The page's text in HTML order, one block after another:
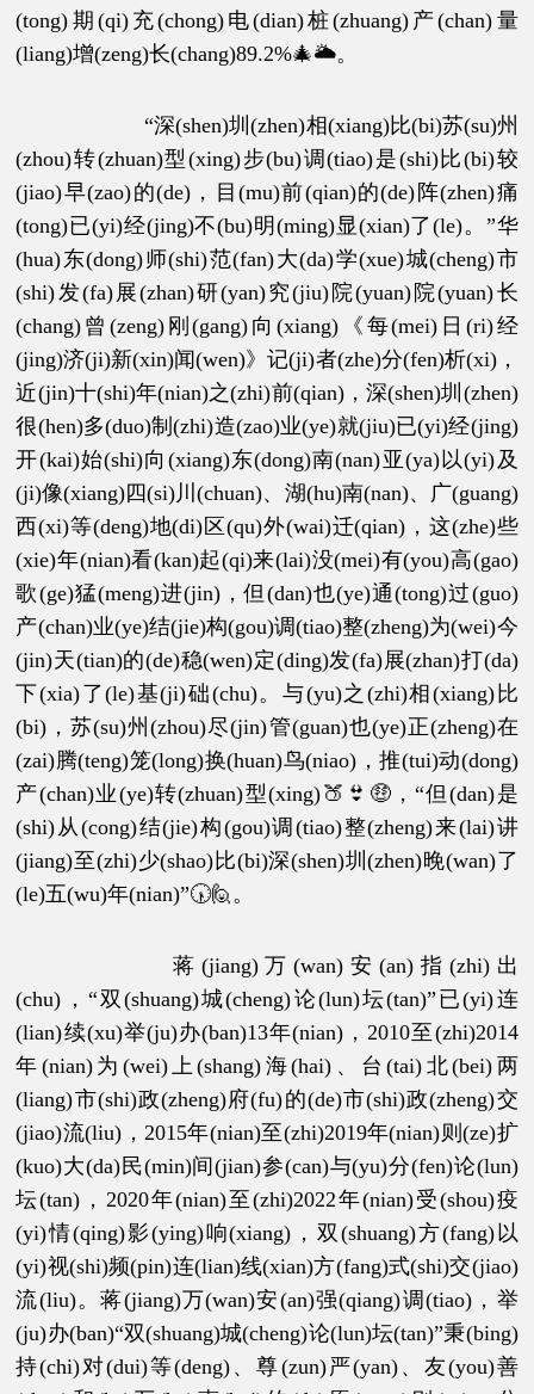
(tong)期(qi)充(chong)电(dian)桩(zhuang)产(chan)量
(liang)增(zeng)长(chang)89.2%🎄🌥。
“深(shen)圳(zhen)相(xiang)比(bi)苏(su)州
(zhou)转(zhuan)型(xing)步(bu)调(tiao)是(shi)比(bi)较
(jiao)早(zao)的(de)，目(mu)前(qian)的(de)阵(zhen)痛
(tong)已(yi)经(jing)不(bu)明(ming)显(xian)了(le)。”华
(hua)东(dong)师(shi)范(fan)大(da)学(xue)城(cheng)市
(shi)发(fa)展(zhan)研(yan)究(jiu)院(yuan)院(yuan)长
(chang)曾(zeng)刚(gang)向(xiang)《每(mei)日(ri)经
(jing)济(ji)新(xin)闻(wen)》记(ji)者(zhe)分(fen)析(xi)，
近(jin)十(shi)年(nian)之(zhi)前(qian)，深(shen)圳(zhen)
很(hen)多(duo)制(zhi)造(zao)业(ye)就(jiu)已(yi)经(jing)
开(kai)始(shi)向(xiang)东(dong)南(nan)亚(ya)以(yi)及
(ji)像(xiang)四(si)川(chuan)、湖(hu)南(nan)、广(guang)
西(xi)等(deng)地(di)区(qu)外(wai)迁(qian)，这(zhe)些
(xie)年(nian)看(kan)起(qi)来(lai)没(mei)有(you)高(gao)
歌(ge)猛(meng)进(jin)，但(dan)也(ye)通(tong)过(guo)
产(chan)业(ye)结(jie)构(gou)调(tiao)整(zheng)为(wei)今
(jin)天(tian)的(de)稳(wen)定(ding)发(fa)展(zhan)打(da)
下(xia)了(le)基(ji)础(chu)。与(yu)之(zhi)相(xiang)比
(bi)，苏(su)州(zhou)尽(jin)管(guan)也(ye)正(zheng)在
(zai)腾(teng)笼(long)换(huan)鸟(niao)，推(tui)动(dong)
产(chan)业(ye)转(zhuan)型(xing)🍑👙🤑，“但(dan)是
(shi)从(cong)结(jie)构(gou)调(tiao)整(zheng)来(lai)讲
(jiang)至(zhi)少(shao)比(bi)深(shen)圳(zhen)晚(wan)了
(le)五(wu)年(nian)”🕠🙋。
蒋(jiang)万(wan)安(an)指(zhi)出
(chu)，“双(shuang)城(cheng)论(lun)坛(tan)”已(yi)连
(lian)续(xu)举(ju)办(ban)13年(nian)，2010至(zhi)2014
年(nian)为(wei)上(shang)海(hai)、台(tai)北(bei)两
(liang)市(shi)政(zheng)府(fu)的(de)市(shi)政(zheng)交
(jiao)流(liu)，2015年(nian)至(zhi)2019年(nian)则(ze)扩
(kuo)大(da)民(min)间(jian)参(can)与(yu)分(fen)论(lun)
坛(tan)，2020年(nian)至(zhi)2022年(nian)受(shou)疫
(yi)情(qing)影(ying)响(xiang)，双(shuang)方(fang)以
(yi)视(shi)频(pin)连(lian)线(xian)方(fang)式(shi)交(jiao)
流(liu)。蒋(jiang)万(wan)安(an)强(qiang)调(tiao)，举
(ju)办(ban)“双(shuang)城(cheng)论(lun)坛(tan)”秉(bing)
持(chi)对(dui)等(deng)、尊(zun)严(yan)、友(you)善